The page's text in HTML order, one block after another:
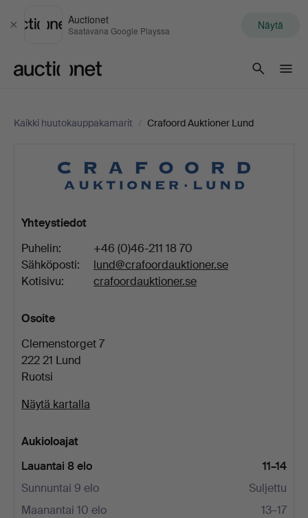
Sulje
Auctionet
Saatavana Google Playssa Näytä
Kaikki huutokauppakamarit / Crafoord Auktioner Lund
Crafoord
Auktioner
Lund
Yhteystiedot
Puhelin:
+46 (0)46-211 18 70
Sähköposti:
lund@crafoordauktioner.se
Kotisivu:
crafoordauktioner.se
Osoite
Clemenstorget 7
222 21 Lund
Ruotsi
Näytä kartalla
Aukioloajat
Lauantai 8 elo
11–14
Sunnuntai 9 elo
Suljettu
Maanantai 10 elo
13–17